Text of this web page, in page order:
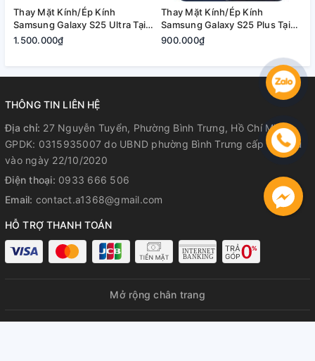
Thay Mặt Kính/Ép Kính
Samsung Galaxy S25 Ultra Tại
Quận 2, Tp. Thủ Đức | Bảo
1.500.000₫
Thay Mặt Kính/Ép Kính
Samsung Galaxy S25 Plus Tại
Quận 2, Tp. Thủ Đức | Bảo
900.000₫
THÔNG TIN LIÊN HỆ
Địa chỉ: 27 Nguyễn Tuyển, Phường Bình Trưng, Hồ Chí Minh
GPDK: 0315935007 do UBND phường Bình Trưng cấp lần đầu
vào ngày 22/10/2020
Điện thoại: 0933 666 506
Email: contact.a1368@gmail.com
HỖ TRỢ THANH TOÁN
Mở rộng chân trang